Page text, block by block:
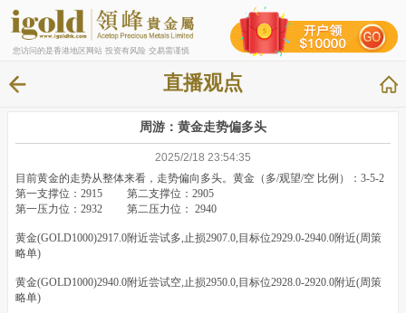
您访问的是香港地区网站 投资有风险 交易需谨慎
直播观点
周游：黄金走势偏多头
2025/2/18 23:54:35
目前黄金的走势从整体来看，走势偏向多头。黄金（多/观望/空 比例）：3-5-2
第一支撑位：2915 第二支撑位：2905
第一压力位：2932 第二压力位： 2940
黄金(GOLD1000)2917.0附近尝试多,止损2907.0,目标位2929.0-2940.0附近(周策
略单)
黄金(GOLD1000)2940.0附近尝试空,止损2950.0,目标位2928.0-2920.0附近(周策
略单)